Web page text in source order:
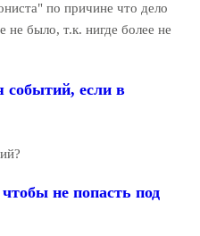
по причине что дело
было, т.к. нигде более не
событий, если в
не попасть под